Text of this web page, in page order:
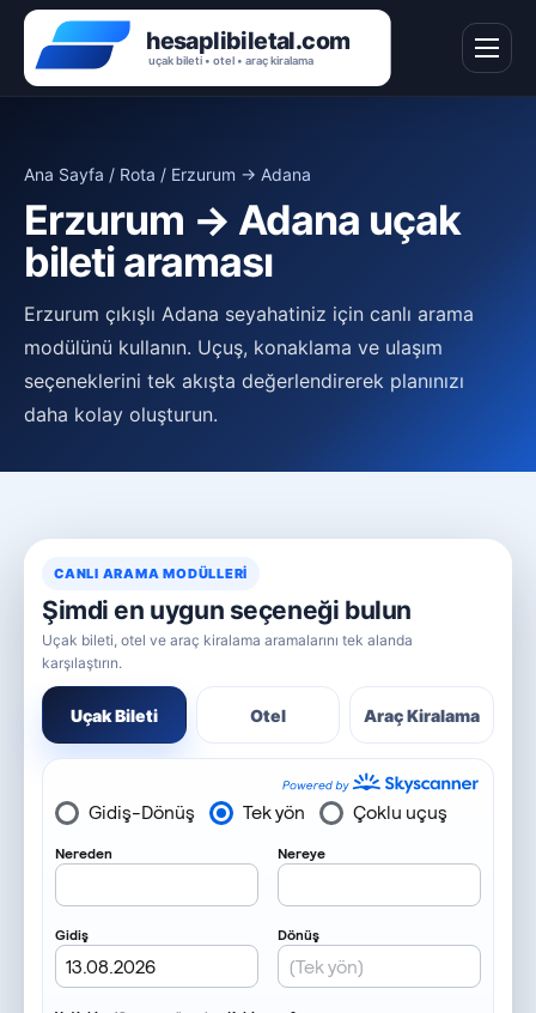
Ana Sayfa / Rota / Erzurum → Adana
Erzurum → Adana uçak
bileti araması
Erzurum çıkışlı Adana seyahatiniz için canlı arama
modülünü kullanın. Uçuş, konaklama ve ulaşım
seçeneklerini tek akışta değerlendirerek planınızı
daha kolay oluşturun.
CANLI ARAMA MODÜLLERI
Şimdi en uygun seçeneği bulun
Uçak bileti, otel ve araç kiralama aramalarını tek alanda
karşılaştırın.
Uçak Bileti Otel Araç Kiralama